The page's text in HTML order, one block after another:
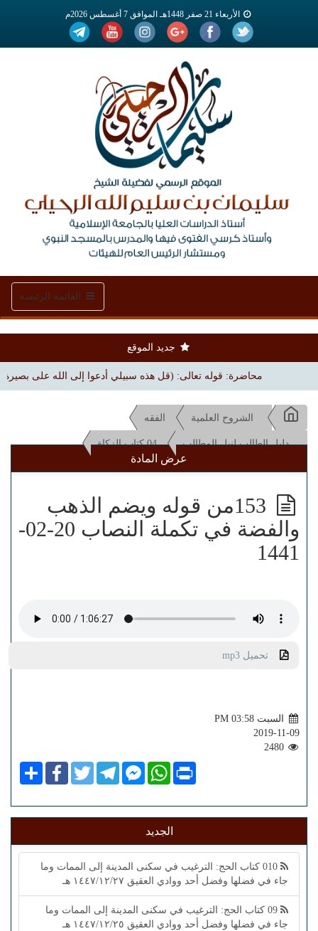
الأربعاء 21 صفر 1448هـ الموافق 7 أغسطس 2026م
Toggle
navigation
القائمة الرئيسة
جديد الموقع
محاضرة: قوله تعالى: (قل هذه سبيلي أدعوا إلى الله على بصيرة) | بجامع
الشروح العلمية الفقه
دليل الطالب لنيل المطالب 04 كتاب الزكاة
عرض المادة
153من قوله ويضم الذهب
والفضة في تكملة النصاب 20-02-
1441
تحميل mp3
السبت PM 03:58
2019-11-09
ShareFacebookTwitterTelegramFacebook
Messenger
WhatsApp Print
الجديد
010 كتاب الحج: الترغيب في سكنى المدينة إلى الممات وما
جاء في فضلها وفضل أحد ووادي العقيق ١٤٤٧/١٢/٢٧ هـ
09 كتاب الحج: الترغيب في سكنى المدينة إلى الممات وما
جاء في فضلها وفضل أحد ووادي العقيق ١٤٤٧/١٢/٢٥ هـ